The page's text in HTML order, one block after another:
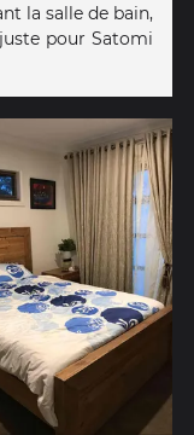
la salle de bain,
pour Satomi